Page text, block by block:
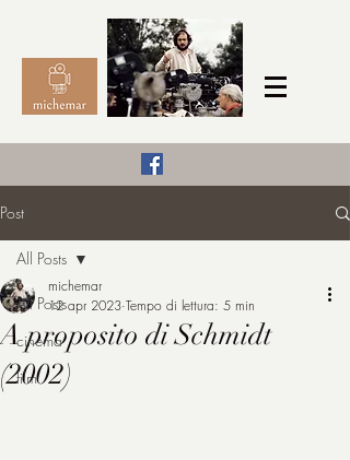
michemar
Post
All Posts
cinema
film
All Posts
A proposito di Schmidt
(2002)
michemar
12 apr 2023 Tempo di lettura: 5 min